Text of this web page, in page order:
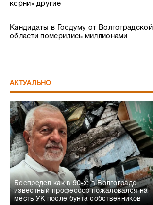
корни» другие
Кандидаты в Госдуму от Волгоградской
области померились миллионами
АКТУАЛЬНО
Беспредел как в 90-х: в Волгограде
известный профессор пожаловался на
месть УК после бунта собственников